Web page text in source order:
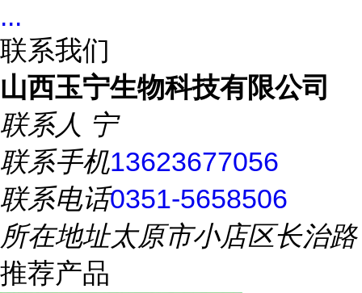
...
联系我们
山西玉宁生物科技有限公司
联系人 宁
联系手机13623677056
联系电话0351-5658506
所在地址太原市小店区长治路
推荐产品